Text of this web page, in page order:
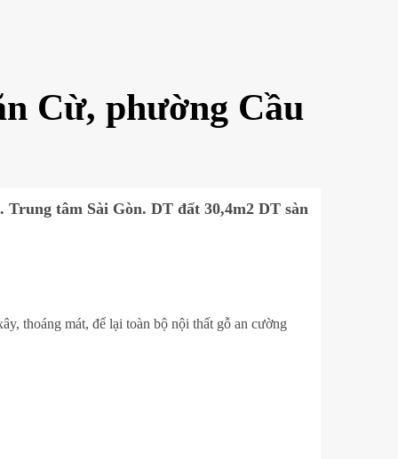
Cừ, phường Cầu
tâm Sài Gòn. DT đất 30,4m2 DT sàn
thoáng mát, để lại toàn bộ nội thất gỗ an cường